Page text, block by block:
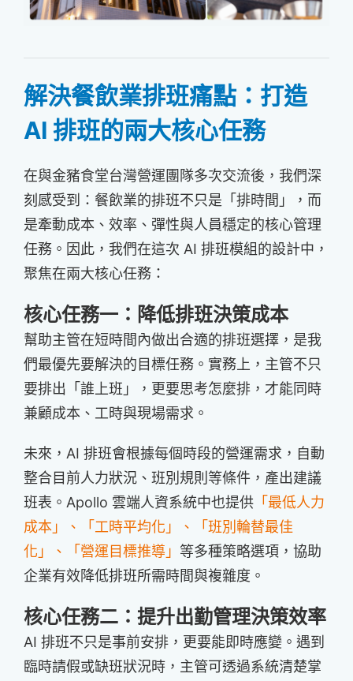
解決餐飲業排班痛點：打造
AI 排班的兩大核心任務
在與金豬食堂台灣營運團隊多次交流後，我們深
刻感受到：餐飲業的排班不只是「排時間」，而
是牽動成本、效率、彈性與人員穩定的核心管理
任務。因此，我們在這次 AI 排班模組的設計中，
聚焦在兩大核心任務：
核心任務一：降低排班決策成本
幫助主管在短時間內做出合適的排班選擇，是我
們最優先要解決的目標任務。實務上，主管不只
要排出「誰上班」，更要思考怎麼排，才能同時
兼顧成本、工時與現場需求。
未來，AI 排班會根據每個時段的營運需求，自動
整合目前人力狀況、班別規則等條件，產出建議
班表。Apollo 雲端人資系統中也提供 「最低人力
成本」、「工時平均化」、「班別輪替最佳
化」、「營運目標推導」 等多種策略選項，協助
企業有效降低排班所需時間與複雜度。
核心任務二：提升出勤管理決策效率
AI 排班不只是事前安排，更要能即時應變。遇到
臨時請假或缺班狀況時，主管可透過系統清楚掌